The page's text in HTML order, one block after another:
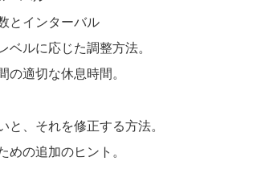
とインターバル
ベルに応じた調整方法。
の適切な休息時間。
と、それを修正する方法。
めの追加のヒント。